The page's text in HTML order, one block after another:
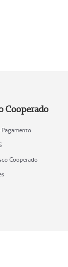
Cooperado
Cooperado